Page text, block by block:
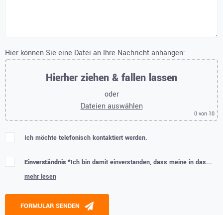
Hier können Sie eine Datei an Ihre Nachricht anhängen:
Hierher ziehen & fallen lassen
oder
Dateien auswählen
0 von 10
Ich möchte telefonisch kontaktiert werden.
Einverständnis *Ich bin damit einverstanden, dass meine in das...
mehr lesen
Please leave this field empty.
FORMULAR SENDEN